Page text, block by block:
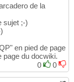
de la
sujet ;-)
en pied de page
page du docwiki.
0
0